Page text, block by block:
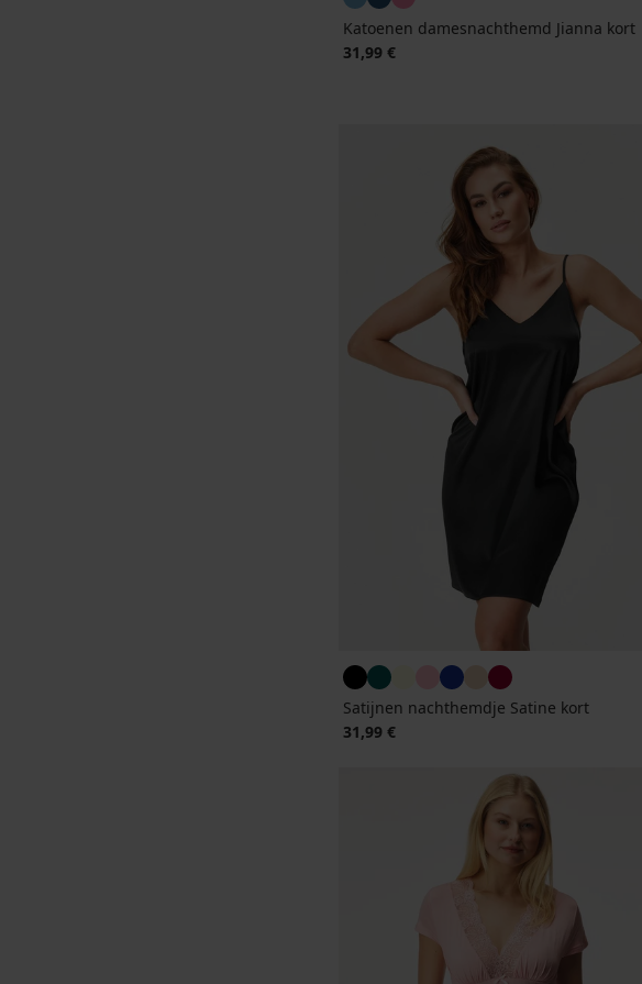
Katoenen damesnachthemd Jianna kort
31,99 €
Satijnen nachthemdje Satine kort
31,99 €